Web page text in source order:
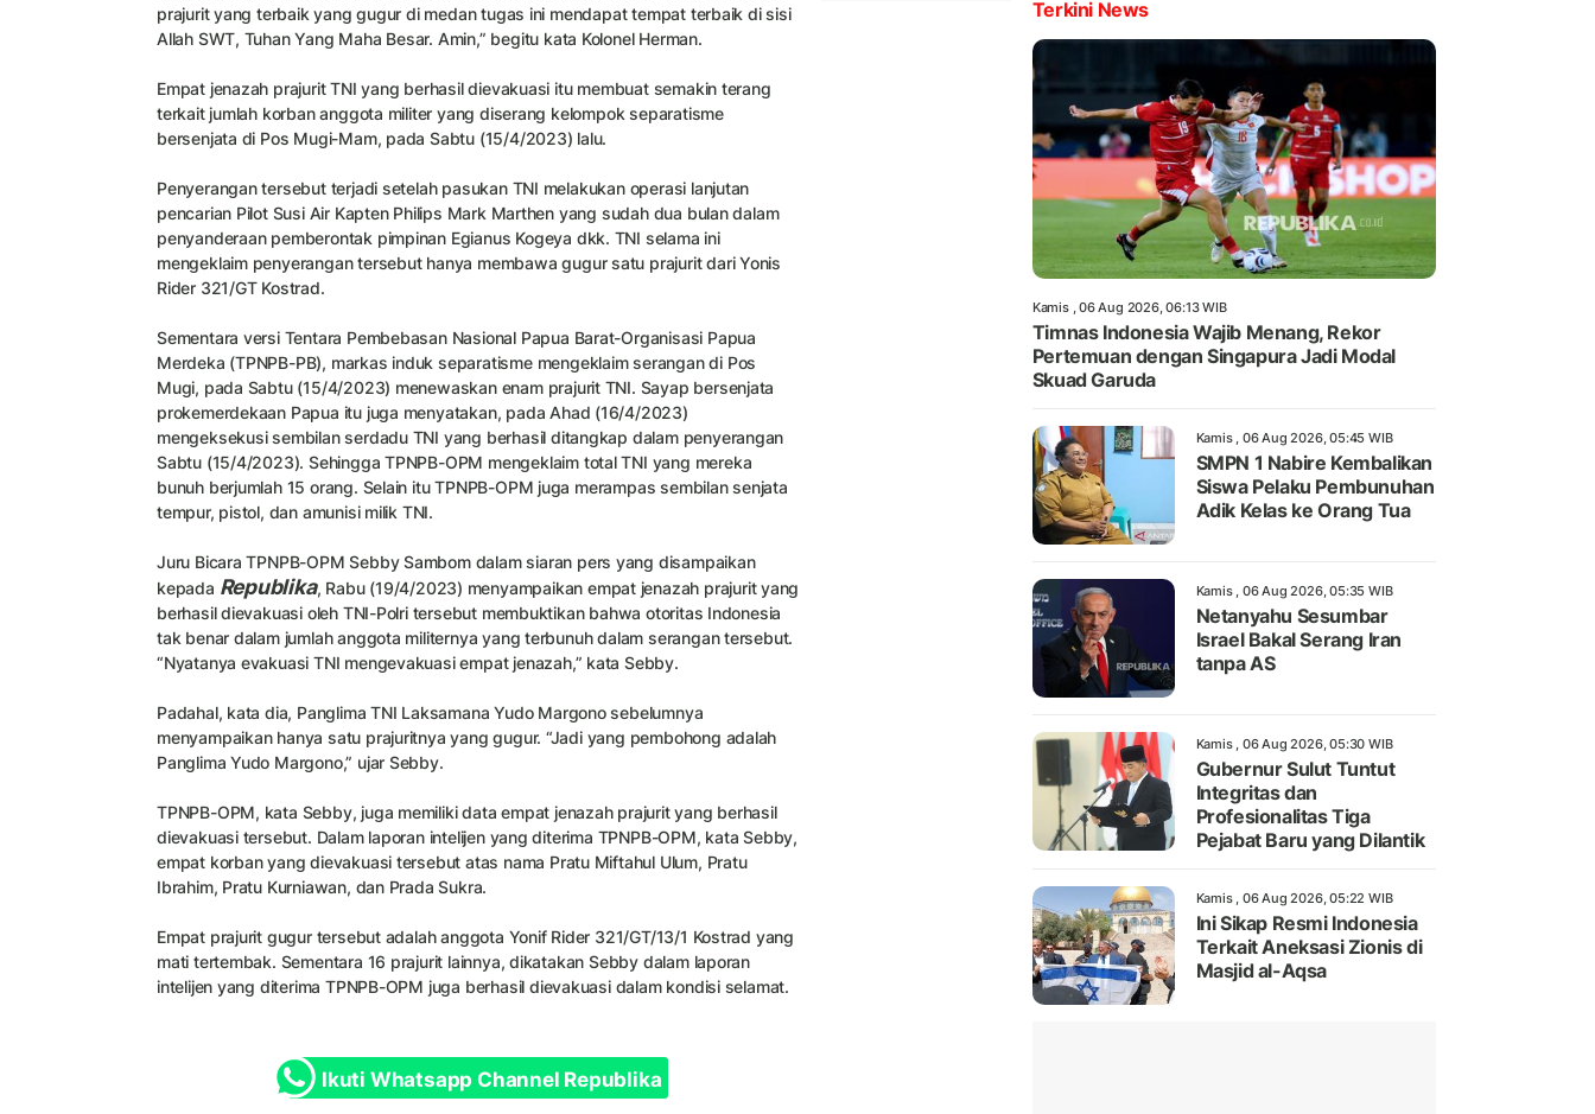
prajurit yang terbaik yang gugur di medan tugas ini mendapat tempat terbaik di sisi
Allah SWT, Tuhan Yang Maha Besar. Amin,” begitu kata Kolonel Herman.
Empat jenazah prajurit TNI yang berhasil dievakuasi itu membuat semakin terang
terkait jumlah korban anggota militer yang diserang kelompok separatisme
bersenjata di Pos Mugi-Mam, pada Sabtu (15/4/2023) lalu.
Penyerangan tersebut terjadi setelah pasukan TNI melakukan operasi lanjutan
pencarian Pilot Susi Air Kapten Philips Mark Marthen yang sudah dua bulan dalam
penyanderaan pemberontak pimpinan Egianus Kogeya dkk. TNI selama ini
mengeklaim penyerangan tersebut hanya membawa gugur satu prajurit dari Yonis
Rider 321/GT Kostrad.
Sementara versi Tentara Pembebasan Nasional Papua Barat-Organisasi Papua
Merdeka (TPNPB-PB), markas induk separatisme mengeklaim serangan di Pos
Mugi, pada Sabtu (15/4/2023) menewaskan enam prajurit TNI. Sayap bersenjata
prokemerdekaan Papua itu juga menyatakan, pada Ahad (16/4/2023)
mengeksekusi sembilan serdadu TNI yang berhasil ditangkap dalam penyerangan
Sabtu (15/4/2023). Sehingga TPNPB-OPM mengeklaim total TNI yang mereka
bunuh berjumlah 15 orang. Selain itu TPNPB-OPM juga merampas sembilan senjata
tempur, pistol, dan amunisi milik TNI.
Juru Bicara TPNPB-OPM Sebby Sambom dalam siaran pers yang disampaikan
kepada Republika, Rabu (19/4/2023) menyampaikan empat jenazah prajurit yang
berhasil dievakuasi oleh TNI-Polri tersebut membuktikan bahwa otoritas Indonesia
tak benar dalam jumlah anggota militernya yang terbunuh dalam serangan tersebut.
“Nyatanya evakuasi TNI mengevakuasi empat jenazah,” kata Sebby.
Padahal, kata dia, Panglima TNI Laksamana Yudo Margono sebelumnya
menyampaikan hanya satu prajuritnya yang gugur. “Jadi yang pembohong adalah
Panglima Yudo Margono,” ujar Sebby.
TPNPB-OPM, kata Sebby, juga memiliki data empat jenazah prajurit yang berhasil
dievakuasi tersebut. Dalam laporan intelijen yang diterima TPNPB-OPM, kata Sebby,
empat korban yang dievakuasi tersebut atas nama Pratu Miftahul Ulum, Pratu
Ibrahim, Pratu Kurniawan, dan Prada Sukra.
Empat prajurit gugur tersebut adalah anggota Yonif Rider 321/GT/13/1 Kostrad yang
mati tertembak. Sementara 16 prajurit lainnya, dikatakan Sebby dalam laporan
intelijen yang diterima TPNPB-OPM juga berhasil dievakuasi dalam kondisi selamat.
Ikuti Whatsapp Channel Republika
Terkini News
Kamis , 06 Aug 2026, 06:13 WIB
Timnas Indonesia Wajib Menang, Rekor
Pertemuan dengan Singapura Jadi Modal
Skuad Garuda
Kamis , 06 Aug 2026, 05:45 WIB
SMPN 1 Nabire Kembalikan
Siswa Pelaku Pembunuhan
Adik Kelas ke Orang Tua
Kamis , 06 Aug 2026, 05:35 WIB
Netanyahu Sesumbar
Israel Bakal Serang Iran
tanpa AS
Kamis , 06 Aug 2026, 05:30 WIB
Gubernur Sulut Tuntut
Integritas dan
Profesionalitas Tiga
Pejabat Baru yang Dilantik
Kamis , 06 Aug 2026, 05:22 WIB
Ini Sikap Resmi Indonesia
Terkait Aneksasi Zionis di
Masjid al-Aqsa